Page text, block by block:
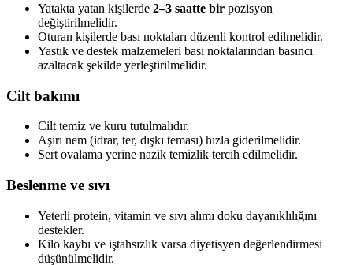
Yatakta yatan kişilerde 2–3 saatte bir pozisyon
değiştirilmelidir.
Oturan kişilerde bası noktaları düzenli kontrol edilmelidir.
Yastık ve destek malzemeleri bası noktalarından basıncı
azaltacak şekilde yerleştirilmelidir.
Cilt bakımı
Cilt temiz ve kuru tutulmalıdır.
Aşırı nem (idrar, ter, dışkı teması) hızla giderilmelidir.
Sert ovalama yerine nazik temizlik tercih edilmelidir.
Beslenme ve sıvı
Yeterli protein, vitamin ve sıvı alımı doku dayanıklılığını
destekler.
Kilo kaybı ve iştahsızlık varsa diyetisyen değerlendirmesi
düşünülmelidir.